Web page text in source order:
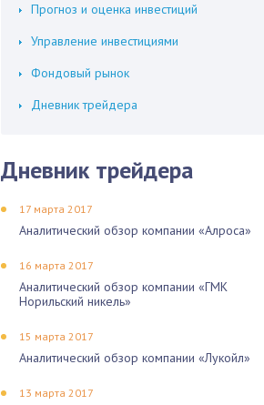
Прогноз и оценка инвестиций
Управление инвестициями
Фондовый рынок
Дневник трейдера
Дневник трейдера
17 марта 2017
Аналитический обзор компании «Алроса»
16 марта 2017
Аналитический обзор компании «ГМК
Норильский никель»
15 марта 2017
Аналитический обзор компании «Лукойл»
13 марта 2017